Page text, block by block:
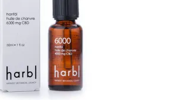
ADD TO CART
QUICK VIEW